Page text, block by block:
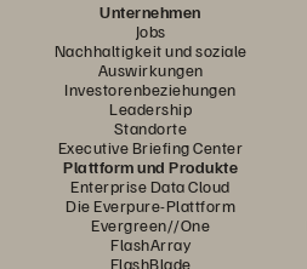
Unternehmen
Jobs
Nachhaltigkeit und soziale
Auswirkungen
Investorenbeziehungen
Leadership
Standorte
Executive Briefing Center
Plattform und Produkte
Enterprise Data Cloud
Die Everpure-Plattform
Evergreen//One
FlashArray
FlashBlade